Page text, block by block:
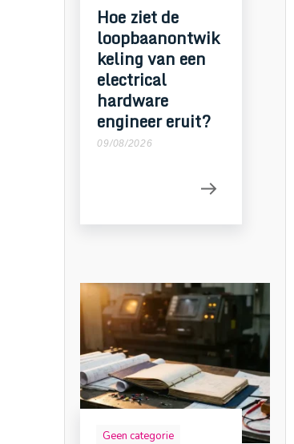
Hoe ziet de
loopbaanontwik
keling van een
electrical
hardware
engineer eruit?
09/08/2026
Geen categorie